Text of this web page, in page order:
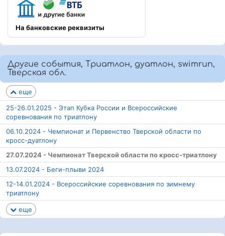
На банковские реквизиты
Другие события, Триатлон, дуатлон, swimrun,
Тверская обл.
еще
25-26.01.2025 - Этап Кубка России и Всероссийские
соревнования по триатлону
06.10.2024 - Чемпионат и Первенство Тверской области по
кросс-дуатлону
27.07.2024 - Чемпионат Тверской области по кросс-триатлону
13.07.2024 - Беги-плыви 2024
12-14.01.2024 - Всероссийские соревнования по зимнему
триатлону
еще